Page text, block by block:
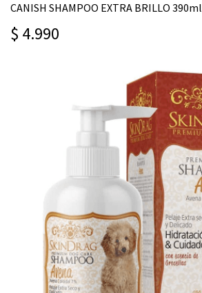
CANISH SHAMPOO EXTRA BRILLO 390ml
$ 4.990